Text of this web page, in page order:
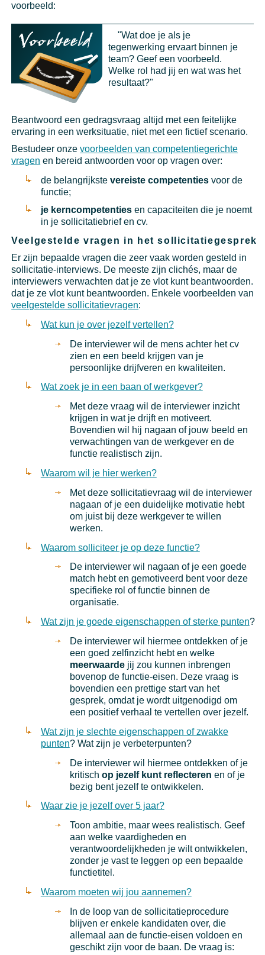
voorbeeld:
"Wat doe je als je
tegenwerking ervaart binnen je
team? Geef een voorbeeld.
Welke rol had jij en wat was het
resultaat?"
Beantwoord een gedragsvraag altijd met een feitelijke
ervaring in een werksituatie, niet met een fictief scenario.
Bestudeer onzevoorbeelden van competentiegerichte
vragen en bereid antwoorden voor op vragen over:
de belangrijkste vereiste competentiesvoor de
functie;
je kerncompetentiesen capaciteiten die je noemt
in je sollicitatiebrief en cv.
Veelgestelde vragen in het sollicitatiegesprek
Er zijn bepaalde vragen die zeer vaak worden gesteld in
sollicitatie-interviews. De meeste zijn clichés, maar de
interviewers verwachten dat je ze vlot kunt beantwoorden.
dat je ze vlot kunt beantwoorden. Enkele voorbeelden van
veelgestelde sollicitatievragen:
Wat kun je over jezelf vertellen?
De interviewer wil de mens achter het cv
zien en een beeld krijgen van je
persoonlijke drijfveren en kwaliteiten.
Wat zoek je in een baan of werkgever?
Met deze vraag wil de interviewer inzicht
krijgen in wat je drijft en motiveert.
Bovendien wil hij nagaan of jouw beeld en
verwachtingen van de werkgever en de
functie realistisch zijn.
Waarom wil je hier werken?
Met deze sollicitatievraag wil de interviewer
nagaan of je een duidelijke motivatie hebt
om juist bij deze werkgever te willen
werken.
Waarom solliciteer je op deze functie?
De interviewer wil nagaan of je een goede
match hebt en gemotiveerd bent voor deze
specifieke rol of functie binnen de
organisatie.
Wat zijn je goede eigenschappen of sterke punten?
De interviewer wil hiermee ontdekken of je
een goed zelfinzicht hebt en welke
meerwaarde jij zou kunnen inbrengen
bovenop de functie-eisen. Deze vraag is
bovendien een prettige start van het
gesprek, omdat je wordt uitgenodigd om
een positief verhaal te vertellen over jezelf.
Wat zijn je slechte eigenschappen of zwakke
punten? Wat zijn je verbeterpunten?
De interviewer wil hiermee ontdekken of je
kritischop jezelf kunt reflecteren en of je
bezig bent jezelf te ontwikkelen.
Waar zie je jezelf over 5 jaar?
Toon ambitie, maar wees realistisch. Geef
aan welke vaardigheden en
verantwoordelijkheden je wilt ontwikkelen,
zonder je vast te leggen op een bepaalde
functietitel.
Waarom moeten wij jou aannemen?
In de loop van de sollicitatieprocedure
blijven er enkele kandidaten over, die
allemaal aan de functie-eisen voldoen en
geschikt zijn voor de baan. De vraag is: